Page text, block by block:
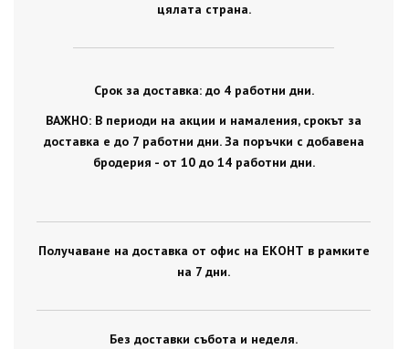
цялата страна.
Срок за доставка: до 4 работни дни.
ВАЖНО: В периоди на акции и намаления, срокът за
доставка е до 7 работни дни. За поръчки с добавена
бродерия - от 10 до 14 работни дни.
Получаване на доставка от офис на ЕКОНТ в рамките
на 7 дни.
Без доставки събота и неделя.